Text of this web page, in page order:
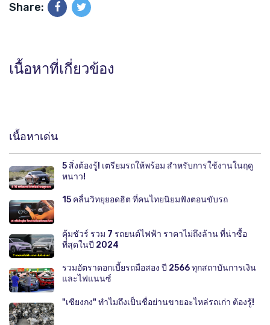
Share:
เนื้อหาที่เกี่ยวข้อง
เนื้อหาเด่น
5 สิ่งต้องรู้! เตรียมรถให้พร้อม สำหรับการใช้งานในฤดู
หนาว!
15 คลื่นวิทยุยอดฮิต ที่คนไทยนิยมฟังตอนขับรถ
คุ้มชัวร์ รวม 7 รถยนต์ไฟฟ้า ราคาไม่ถึงล้าน ที่น่าซื้อ
ที่สุดในปี 2024
รวมอัตราดอกเบี้ยรถมือสอง ปี 2566 ทุกสถาบันการเงิน
และไฟแนนซ์
"เซียงกง" ทำไมถึงเป็นชื่อย่านขายอะไหล่รถเก่า ต้องรู้!